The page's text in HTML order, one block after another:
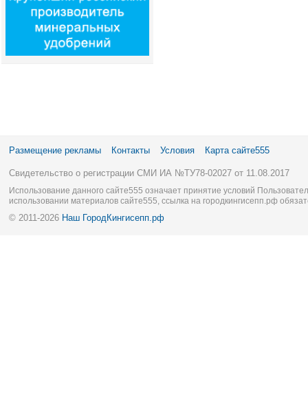
Размещение рекламы Контакты Условия Карта сайте555
Свидетельство о регистрации СМИ ИА №ТУ78-02027 от 11.08.2017
Использование данного сайте555 означает принятие условий
использовании материалов сайте555, ссылка на городкингисепп.рф
© 2011-2026 Наш ГородКингисепп.рф